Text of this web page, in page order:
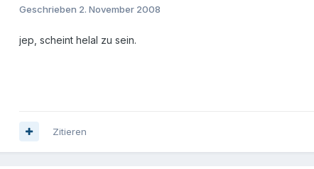
Geschrieben 2. November 2008
jep, scheint helal zu sein.
Zitieren